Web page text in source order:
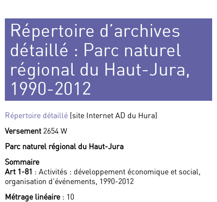
Répertoire d’archives
détaillé : Parc naturel
régional du Haut-Jura,
1990-2012
Répertoire détaillé (site Internet AD du Hura)
Versement 2654 W
Parc naturel régional du Haut-Jura
Sommaire
Art 1-81 : Activités : développement économique et social,
organisation d’événements, 1990-2012
Métrage linéaire: 10